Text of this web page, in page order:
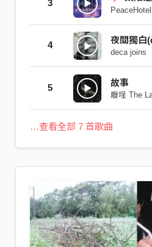
3
4 夜間獨白
deca joins
5 故事
廢埕 The
…查看全部 7 首歌曲